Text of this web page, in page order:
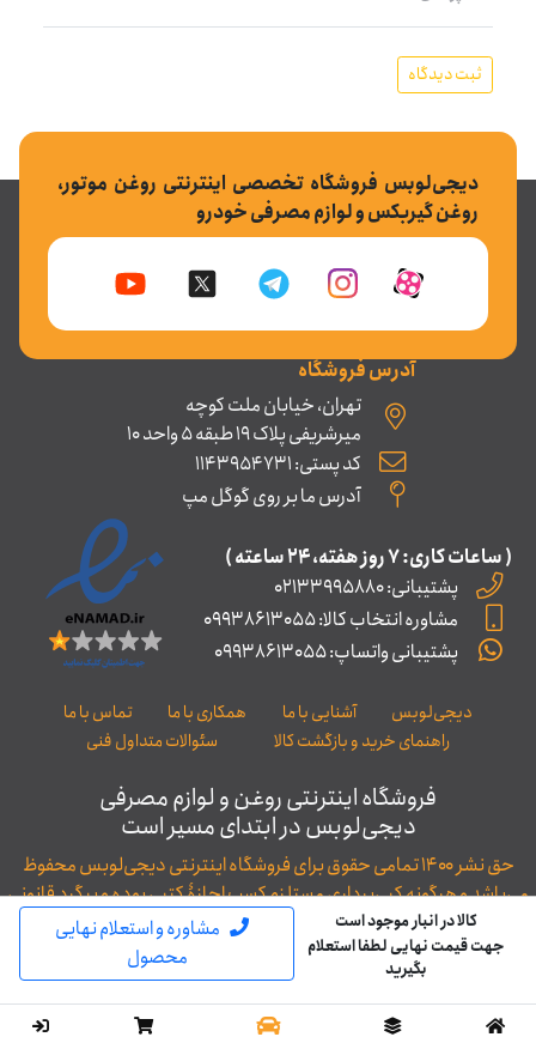
ثبت دیدگاه
کالا در انبار موجود است
جهت قیمت نهایی لطفا استعلام
بگیرید
مشاوره و استعلام نهایی
محصول
دیجی‌لوبس فروشگاه تخصصی اینترنتی روغن موتور،
روغن گیربکس و لوازم مصرفی خودرو
آدرس فروشگاه
تهران، خیابان ملت کوچه
میرشریفی پلاک 19 طبقه 5 واحد 10
کد پستی: 1143954731
آدرس ما بر روی گوگل مپ
( ساعات کاری: ۷ روز ﻫﻔﺘﻪ، ۲۴ ﺳﺎﻋﺘﻪ )
پشتیبانی: 02133995880
مشاوره انتخاب کالا: 09938613055
پشتیبانی واتساپ: 09938613055
دیجی‌لوبس آشنایی با ما همکاری با ما
تماس با ما
راهنمای خرید و بازگشت کالا
سئوالات متداول فنی
فروشگاه اینترنتی روغن و لوازم مصرفی
دیجی‌لوبس در ابتدای مسیر است
حق نشر ۱۴۰۰ تمامی حقوق برای فروشگاه اینترنتی دیجی‌لوبس محفوظ
می‌باشد و هرگونه کپی‌برداری مستلزم کسب اجازۀ کتبی بوده و پیگرد قانونی
خواهد داشت.
توسعه و طراحی: WAC